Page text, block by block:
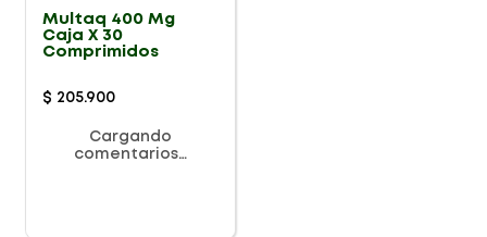
Multaq 400 Mg
Caja X 30
Comprimidos
$ 205.900
Cargando
comentarios…